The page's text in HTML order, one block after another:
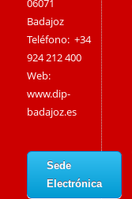
06071
Badajoz
Teléfono: +34
924 212 400
Web:
www.dip-
badajoz.es
Sede
Electrónica